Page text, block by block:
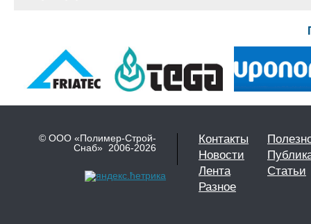
© ООО «Полимер-Строй-
Снаб» 2006-2026
Контакты
Новости
Лента
Статьи
Разное